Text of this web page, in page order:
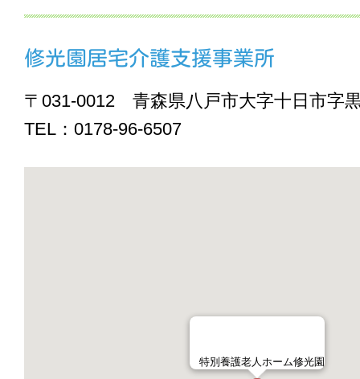
修光園居宅介護支援事業所
〒031-0012 青森県八戸市大字十日市字
TEL：0178-96-6507
特別養護老人ホーム修光園